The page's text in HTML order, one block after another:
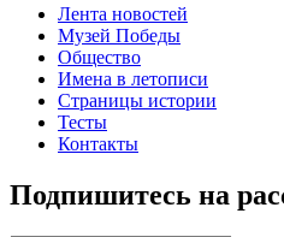
Лента новостей
Музей Победы
Общество
Имена в летописи
Страницы истории
Тесты
Контакты
Подпишитесь на